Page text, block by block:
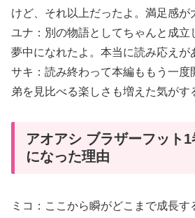
けど、それ以上だったよ。満足感が
ユナ：別の物語としてちゃんと成立
夢中になれたよ。本当に読み応えが
サキ：読み終わって本編ももう一度
弟を見比べる楽しさも増えた気がす
アオアシ ブラザーフット
になった理由
ミコ：ここから瞬がどこまで成長